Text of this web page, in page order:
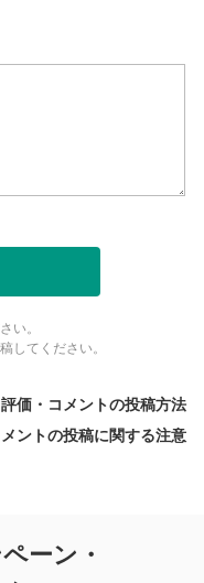
い。
してください。
評価・コメントの投稿方法
ントの投稿に関する注意
注意
ーン・